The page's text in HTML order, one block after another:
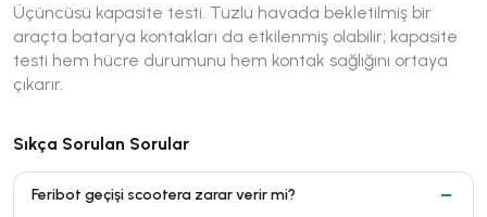
Üçüncüsü kapasite testi. Tuzlu havada bekletilmiş bir
araçta batarya kontakları da etkilenmiş olabilir; kapasite
testi hem hücre durumunu hem kontak sağlığını ortaya
çıkarır.
Sıkça Sorulan Sorular
Feribot geçişi scootera zarar verir mi?